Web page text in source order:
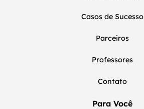
Casos de Sucesso
Parceiros
Professores
Contato
Para Você